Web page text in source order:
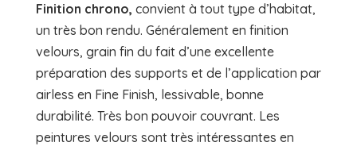
Finition chrono, convient à tout type d’habitat,
un très bon rendu. Généralement en finition
velours, grain fin du fait d’une excellente
préparation des supports et de l’application par
airless en Fine Finish, lessivable, bonne
durabilité. Très bon pouvoir couvrant. Les
peintures velours sont très intéressantes en